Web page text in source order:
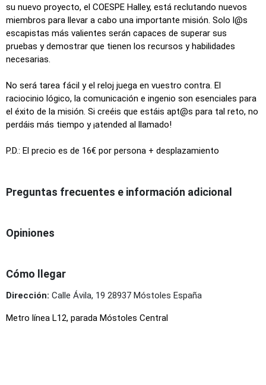
su nuevo proyecto, el COESPE Halley, está reclutando nuevos
miembros para llevar a cabo una importante misión. Solo l@s
escapistas más valientes serán capaces de superar sus
pruebas y demostrar que tienen los recursos y habilidades
necesarias.
No será tarea fácil y el reloj juega en vuestro contra. El
raciocinio lógico, la comunicación e ingenio son esenciales para
el éxito de la misión. Si creéis que estáis apt@s para tal reto, no
perdáis más tiempo y ¡atended al llamado!
P.D.: El precio es de 16€ por persona + desplazamiento
Preguntas frecuentes e información adicional
Opiniones
Cómo llegar
Dirección: Calle Ávila, 19 28937 Móstoles España
Metro línea L12, parada Móstoles Central